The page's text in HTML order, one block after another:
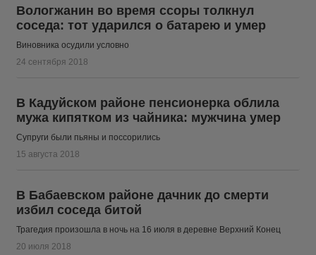
Вологжанин во время ссоры толкнул
соседа: тот ударился о батарею и умер
Виновника осудили условно
24 сентября 2018
В Кадуйском районе пенсионерка облила
мужа кипятком из чайника: мужчина умер
Супруги были пьяны и поссорились
15 августа 2018
В Бабаевском районе дачник до смерти
избил соседа битой
Трагедия произошла в ночь на 16 июля в деревне Верхний Конец
20 июля 2018